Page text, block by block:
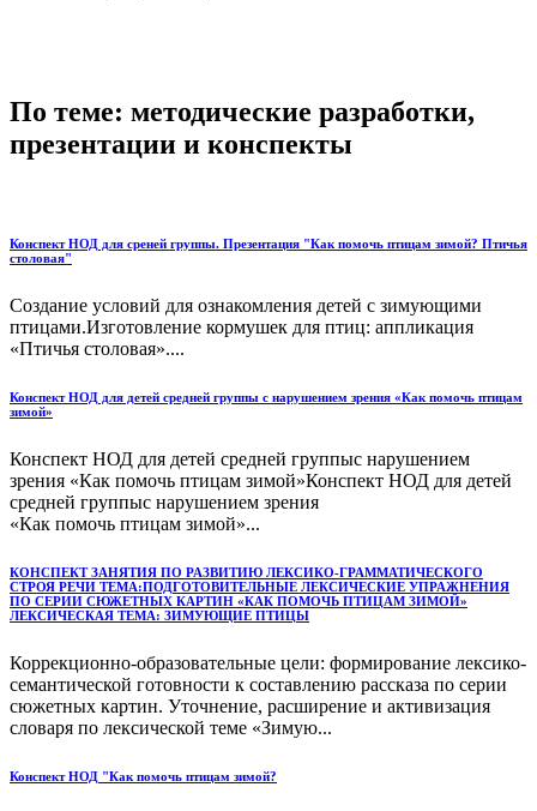
По теме: методические разработки,
презентации и конспекты
Конспект НОД для среней группы. Презентация "Как помочь птицам зимой? Птичья
столовая"
Создание условий для ознакомления детей с зимующими
птицами.Изготовление кормушек для птиц: аппликация
«Птичья столовая»....
Конспект НОД для детей средней группы с нарушением зрения «Как помочь птицам
зимой»
Конспект НОД для детей средней группыс нарушением
зрения «Как помочь птицам зимой»Конспект НОД для детей
средней группыс нарушением зрения
«Как помочь птицам зимой»...
КОНСПЕКТ ЗАНЯТИЯ ПО РАЗВИТИЮ ЛЕКСИКО-ГРАММАТИЧЕСКОГО
СТРОЯ РЕЧИ ТЕМА:ПОДГОТОВИТЕЛЬНЫЕ ЛЕКСИЧЕСКИЕ УПРАЖНЕНИЯ
ПО СЕРИИ СЮЖЕТНЫХ КАРТИН «КАК ПОМОЧЬ ПТИЦАМ ЗИМОЙ»
ЛЕКСИЧЕСКАЯ ТЕМА: ЗИМУЮЩИЕ ПТИЦЫ
Коррекционно-образовательные цели: формирование лексико-
семантической готовности к составлению рассказа по серии
сюжетных картин. Уточнение, расширение и активизация
словаря по лексической теме «Зимую...
Конспект НОД "Как помочь птицам зимой?